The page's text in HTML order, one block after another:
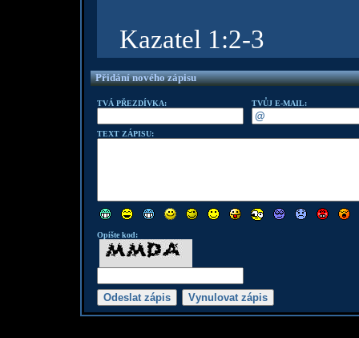
Kazatel 1:2-3
Přidání nového zápisu
TVÁ PŘEZDÍVKA: TVŮJ E-MAIL:
TEXT ZÁPISU:
Opište kod: